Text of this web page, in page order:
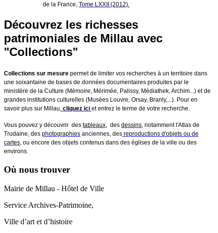
de la France, Tome LXXII (2012).
Découvrez les richesses
patrimoniales de Millau avec
"Collections"
Collections sur mesure permet de limiter vos recherches à un territoire dans
une soixantaine de bases de données documentaires produites par le
ministère de la Culture (Mémoire, Mérimée, Palissy, Médiathek, Archim...) et de
grandes institutions culturelles (Musées Louvre, Orsay, Branly,...). Pour en
savoir plus sur Millau, cliquez ici et entrez le terme de votre recherche.
Vous pouvez y découvrir des tableaux, des dessins, notamment l'Atlas de
Trudaine, des photographies anciennes, des reproductions d'objets ou de
cartes, ou encore des objets contenus dans des églises de la ville ou des
environs.
Où nous trouver
Mairie de Millau - Hôtel de Ville
Service Archives-Patrimoine,
Ville d’art et d’histoire